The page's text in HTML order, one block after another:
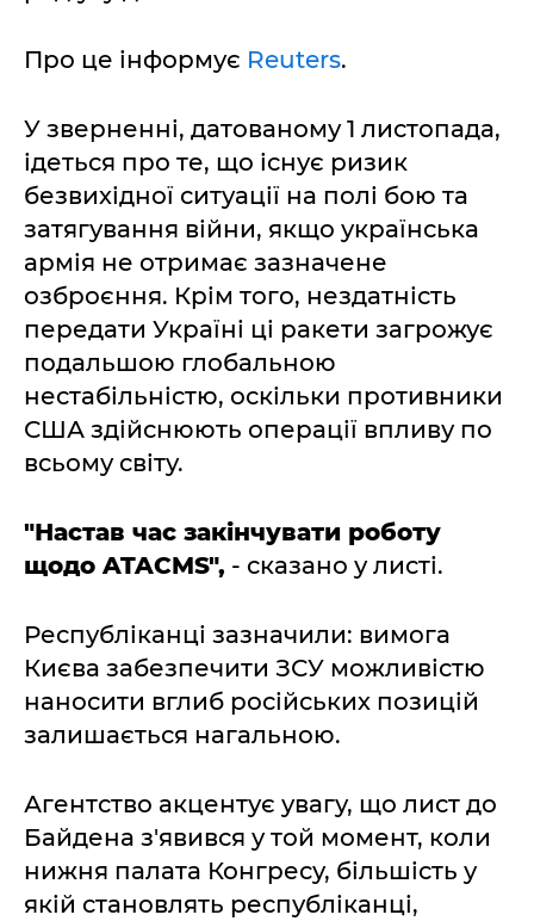
Про це інформує Reuters.
У зверненні, датованому 1 листопада,
ідеться про те, що існує ризик
безвихідної ситуації на полі бою та
затягування війни, якщо українська
армія не отримає зазначене
озброєння. Крім того, нездатність
передати Україні ці ракети загрожує
подальшою глобальною
нестабільністю, оскільки противники
США здійснюють операції впливу по
всьому світу.
"Настав час закінчувати роботу
щодо ATACMS", - сказано у листі.
Республіканці зазначили: вимога
Києва забезпечити ЗСУ можливістю
наносити вглиб російських позицій
залишається нагальною.
Агентство акцентує увагу, що лист до
Байдена з'явився у той момент, коли
нижня палата Конгресу, більшість у
якій становлять республіканці,